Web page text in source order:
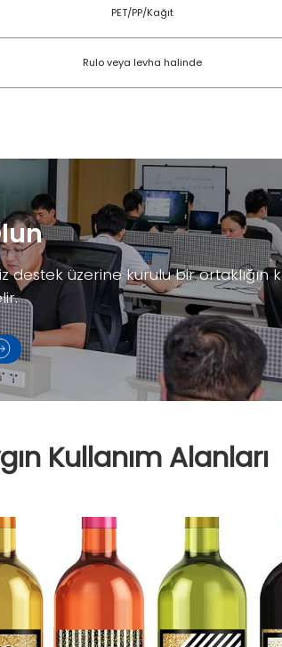
PET/PP/Kağıt
Rulo veya levha halinde
destek üzerine kurulu bir ortaklığın
Kullanım Alanları